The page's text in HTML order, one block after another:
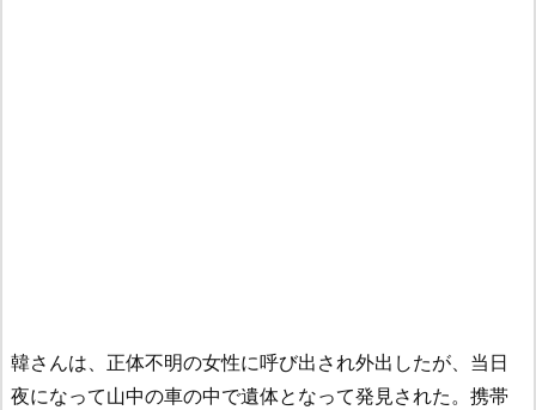
韓さんは、正体不明の女性に呼び出され外出したが、当日
夜になって山中の車の中で遺体となって発見された。携帯